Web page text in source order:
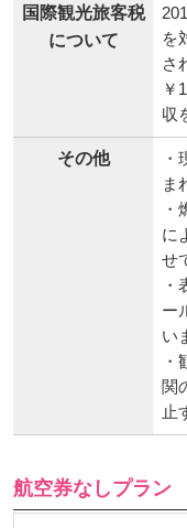
国際観光旅客税
について
を
さ
￥
収
その他
ま
に
せ
ー
い
関
止
航空券なしプラン